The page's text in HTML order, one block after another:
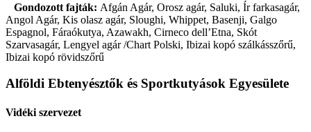
Gondozott fajták: Afgán Agár, Orosz agár, Saluki, Ír farkasagár,
Angol Agár, Kis olasz agár, Sloughi, Whippet, Basenji, Galgo
Espagnol, Fáraókutya, Azawakh, Cirneco dell’Etna, Skót
Szarvasagár, Lengyel agár /Chart Polski, Ibizai kopó szálkásszőrű,
Ibizai kopó rövidszőrű
Alföldi Ebtenyésztők és Sportkutyások Egyesülete
Vidéki szervezet